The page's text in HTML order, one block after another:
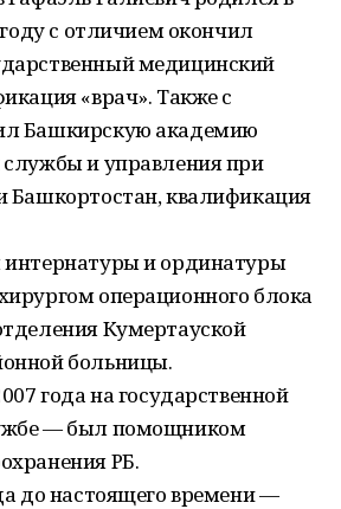
с отличием окончил
медицинский
«врач». Также с
Башкирскую академию
службы и управления при
Башкортостан, квалификация
интернатуры и ординатуры
операционного блока
Кумертауской
больницы.
года на государственной
— был помощником
РБ.
до настоящего времени —